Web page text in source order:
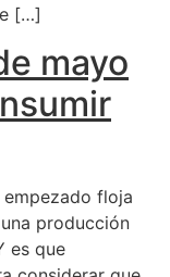
[…]
mayo
floja
producción
es que